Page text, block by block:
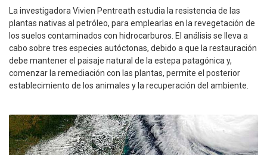
La investigadora Vivien Pentreath estudia la resistencia de las
plantas nativas al petróleo, para emplearlas en la revegetación de
los suelos contaminados con hidrocarburos. El análisis se lleva a
cabo sobre tres especies autóctonas, debido a que la restauración
debe mantener el paisaje natural de la estepa patagónica y,
comenzar la remediación con las plantas, permite el posterior
establecimiento de los animales y la recuperación del ambiente.